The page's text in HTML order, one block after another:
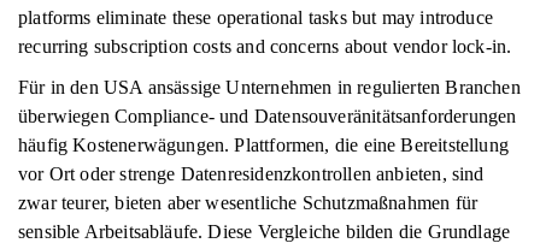
platforms eliminate these operational tasks but may introduce
recurring subscription costs and concerns about vendor lock-in.
Für in den USA ansässige Unternehmen in regulierten Branchen
überwiegen Compliance- und Datensouveränitätsanforderungen
häufig Kostenerwägungen. Plattformen, die eine Bereitstellung
vor Ort oder strenge Datenresidenzkontrollen anbieten, sind
zwar teurer, bieten aber wesentliche Schutzmaßnahmen für
sensible Arbeitsabläufe. Diese Vergleiche bilden die Grundlage